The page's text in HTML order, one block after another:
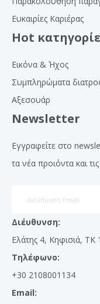
Ευκαιρίες Καριέρας
Hot
Εικόνα & Ήχος
Συμπληρώματα
Αξεσουάρ
Newsletter
Εγγραφείτε στο
τα νέα προιόντα και
Διέυθυνση:
Ελάτης 4, Κηφισιά, ΤΚ
Τηλέφωνο:
+30 2108001134
Email: